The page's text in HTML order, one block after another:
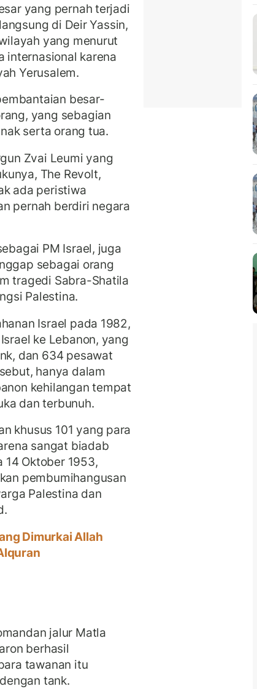
yang pernah terjadi
di Deir Yassin,
yang menurut
internasional karena
Yerusalem.
besar-
yang sebagian
serta orang tua.
Zvai Leumi yang
The Revolt,
ada peristiwa
pernah berdiri negara
PM Israel, juga
sebagai orang
tragedi Sabra-Shatila
Palestina.
Israel pada 1982,
ke Lebanon, yang
dan 634 pesawat
hanya dalam
kehilangan tempat
dan terbunuh.
khusus 101 yang para
sangat biadab
14 Oktober 1953,
pembumihangusan
Palestina dan
Dimurkai Allah
jalur Matla
berhasil
tawanan itu
tank.